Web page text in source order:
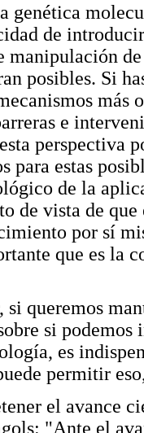
genética
de
manipulación
posibles. Si
más
e
perspectiva
para estas
de la
de vista de
por sí
que es la
si queremos
si podemos
es
permitir
el avance
"Ante el